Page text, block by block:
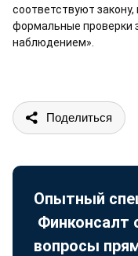
соответствуют
формальные проверки
наблюдением».
Поделиться
Опытный
Финконсалт
вопросы